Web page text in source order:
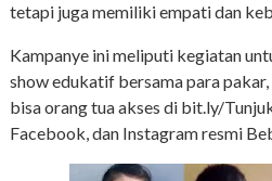
tetapi juga memiliki empati dan
Kampanye ini meliputi kegiatan
show edukatif bersama para
bisa orang tua akses di bit.ly/
Facebook, dan Instagram resmi